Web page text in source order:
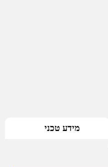
מידע טכני